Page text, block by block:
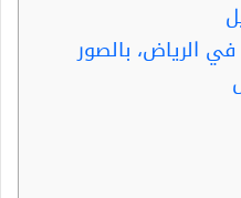
في الرياض، بالصور